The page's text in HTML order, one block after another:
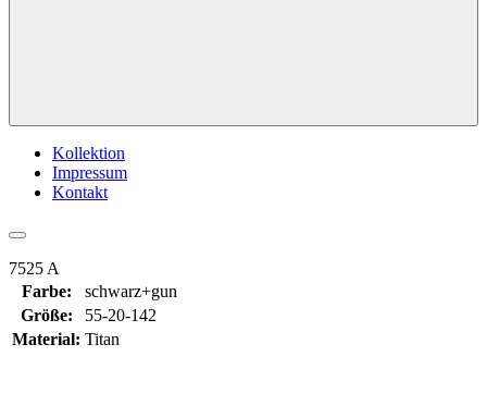
Kollektion
Impressum
Kontakt
7525 A
Farbe:
schwarz+gun
Größe:
55-20-142
Material: Titan